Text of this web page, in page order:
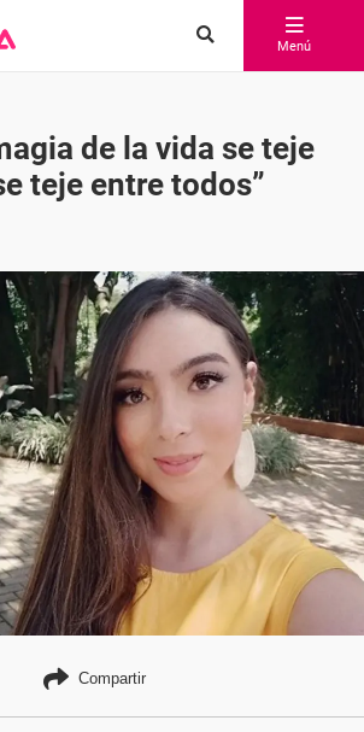
Menú
de la vida se teje
teje entre todos”
Compartir